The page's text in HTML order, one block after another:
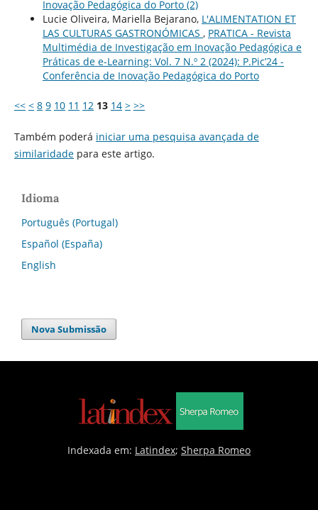
Inovação Pedagógica do Porto (2)
Lucie Oliveira, Mariella Bejarano, L'ALIMENTATION ET
LAS CULTURAS GASTRONÓMICAS , PRATICA - Revista
Multimédia de Investigação em Inovação Pedagógica e
Práticas de e-Learning: Vol. 7 N.º 2 (2024): P.Pic’24 -
Conferência de Inovação Pedagógica do Porto
<< < 8 9 10 11 12 13 14 > >>
Também poderá iniciar uma pesquisa avançada de
similaridadepara este artigo.
Idioma
Português (Portugal)
Español (España)
English
Nova Submissão
Indexada em: Latindex; Sherpa Romeo